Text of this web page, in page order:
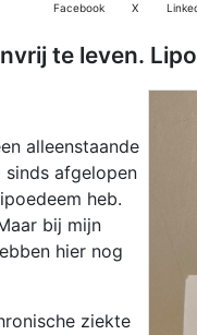
Facebook X
te leven.
alleenstaande
sinds afgelopen
heb.
bij mijn
hier nog
ziekte